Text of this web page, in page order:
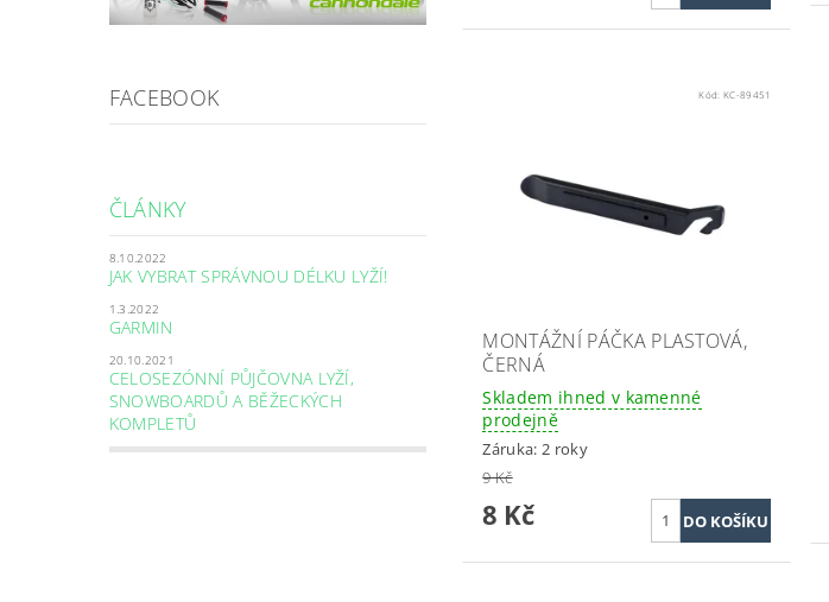
FACEBOOK
ČLÁNKY
8.10.2022
JAK VYBRAT SPRÁVNOU DÉLKU LYŽÍ!
1.3.2022
GARMIN
20.10.2021
CELOSEZÓNNÍ PŮJČOVNA LYŽÍ,
SNOWBOARDŮ A BĚŽECKÝCH
KOMPLETŮ
Kód: KC-89451
MONTÁŽNÍ PÁČKA PLASTOVÁ,
ČERNÁ
Skladem ihned v kamenné
prodejně
Záruka: 2 roky
9 Kč
8 Kč